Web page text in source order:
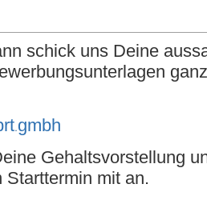
schick uns Deine
gmbh
Gehaltsvorstellung
Starttermin mit an.